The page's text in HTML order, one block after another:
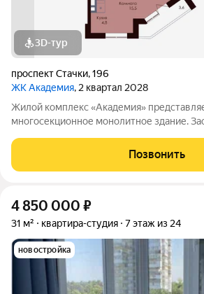
3D-тур
проспект Стачки,196
ЖК Академия, 2 квартал 2028
Жилой комплекс «Академия»
многосекционное монолитное здание.
не осуществляется. Благоустройство
территории включает в себя организацию
Позвонить
4 850 000 ₽
31 м² квартира-студия 7 этаж из 24
новостройка